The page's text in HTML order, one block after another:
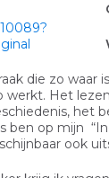
die zo waar
werkt. Het
het
ben op mijn
ook